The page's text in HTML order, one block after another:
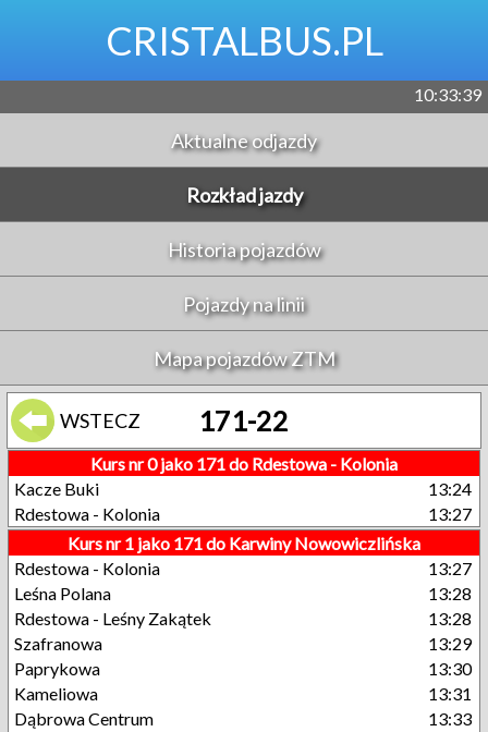
CRISTALBUS.PL
10:33:40
Aktualne odjazdy
Rozkład jazdy
Historia pojazdów
Pojazdy na linii
Mapa pojazdów ZTM
WSTECZ 171-22
Kurs nr 0 jako 171 do Rdestowa - Kolonia
Kacze Buki
13:24
Rdestowa - Kolonia
13:27
Kurs nr 1 jako 171 do Karwiny Nowowiczlińska
Rdestowa - Kolonia
13:27
Leśna Polana
13:28
Rdestowa - Leśny Zakątek
13:28
Szafranowa
13:29
Paprykowa
13:30
Kameliowa
13:31
Dąbrowa Centrum
13:33